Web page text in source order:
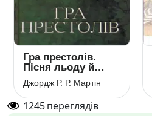
Гра престолів.
Пісня льоду й
полум’я. Книга 1
Джордж Р. Р. Мартін
1245переглядів